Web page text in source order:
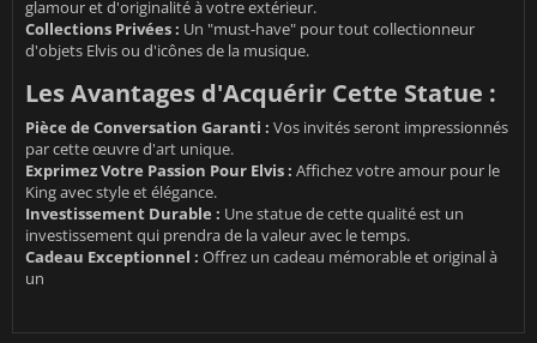
glamour et d'originalité à votre extérieur.
Collections Privées : Un "must-have" pour tout collectionneur
d'objets Elvis ou d'icônes de la musique.
Les Avantages d'Acquérir Cette Statue :
Pièce de Conversation Garanti : Vos invités seront impressionnés
par cette œuvre d'art unique.
Exprimez Votre Passion Pour Elvis : Affichez votre amour pour le
King avec style et élégance.
Investissement Durable : Une statue de cette qualité est un
investissement qui prendra de la valeur avec le temps.
Cadeau Exceptionnel : Offrez un cadeau mémorable et original à
un